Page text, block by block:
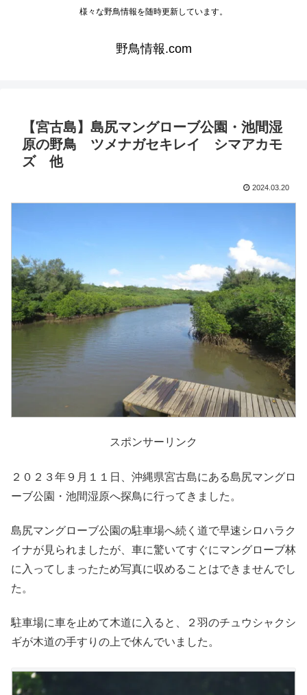
様々な野鳥情報を随時更新しています。
野鳥情報.com
【宮古島】島尻マングローブ公園・池間湿
原の野鳥 ツメナガセキレイ シマアカモ
ズ 他
2024.03.20
スポンサーリンク
２０２３年９月１１日、沖縄県宮古島にある島尻マングロ
ーブ公園・池間湿原へ探鳥に行ってきました。
島尻マングローブ公園の駐車場へ続く道で早速シロハラク
イナが見られましたが、車に驚いてすぐにマングローブ林
に入ってしまったため写真に収めることはできませんでし
た。
駐車場に車を止めて木道に入ると、２羽のチュウシャクシ
ギが木道の手すりの上で休んでいました。